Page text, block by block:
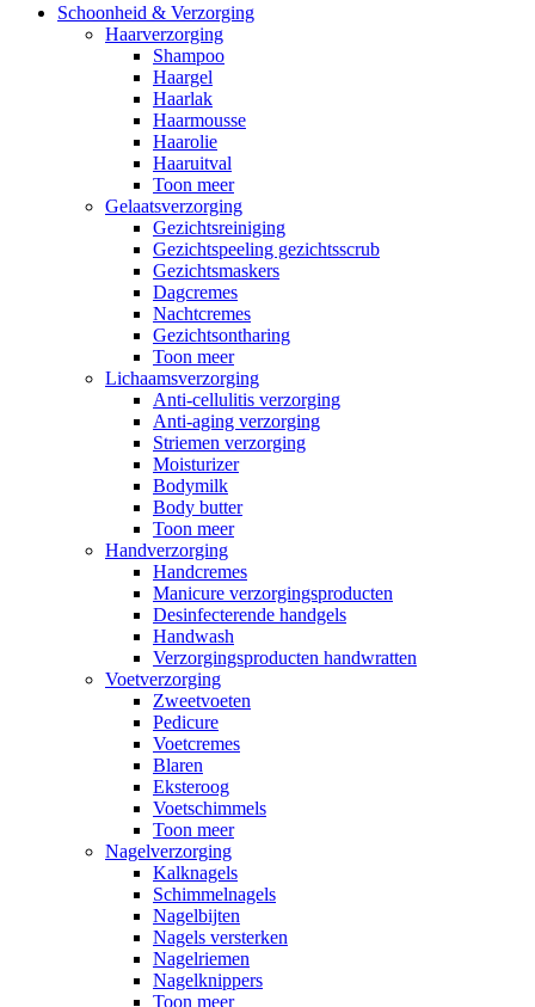
Schoonheid & Verzorging
Haarverzorging
Shampoo
Haargel
Haarlak
Haarmousse
Haarolie
Haaruitval
Toon meer
Gelaatsverzorging
Gezichtsreiniging
Gezichtspeeling gezichtsscrub
Gezichtsmaskers
Dagcremes
Nachtcremes
Gezichtsontharing
Toon meer
Lichaamsverzorging
Anti-cellulitis verzorging
Anti-aging verzorging
Striemen verzorging
Moisturizer
Bodymilk
Body butter
Toon meer
Handverzorging
Handcremes
Manicure verzorgingsproducten
Desinfecterende handgels
Handwash
Verzorgingsproducten handwratten
Voetverzorging
Zweetvoeten
Pedicure
Voetcremes
Blaren
Eksteroog
Voetschimmels
Toon meer
Nagelverzorging
Kalknagels
Schimmelnagels
Nagelbijten
Nagels versterken
Nagelriemen
Nagelknippers
Toon meer